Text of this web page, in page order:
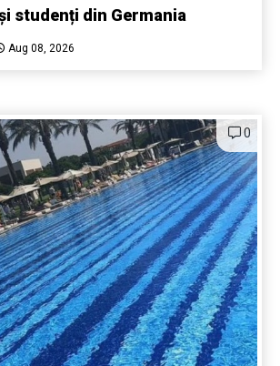
studenți din Germania
Aug 08, 2026
0